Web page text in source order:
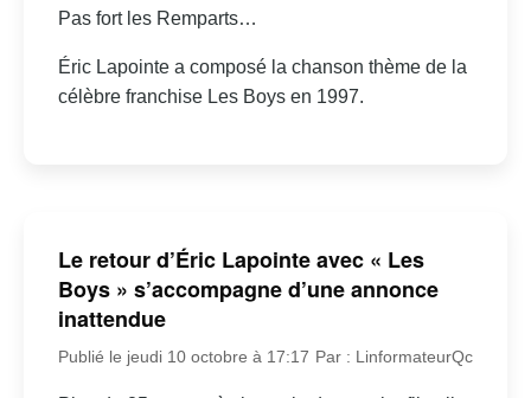
Pas fort les Remparts…
Éric Lapointe a composé la chanson thème de la
célèbre franchise Les Boys en 1997.
Le retour d’Éric Lapointe avec « Les
Boys » s’accompagne d’une annonce
inattendue
Publié le jeudi 10 octobre à 17:17 Par : LinformateurQc